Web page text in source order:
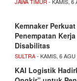
Kemnaker
Penempatan
Disabilitas
SULTRA- KAMIS, 6 AGU
KAI Logistik